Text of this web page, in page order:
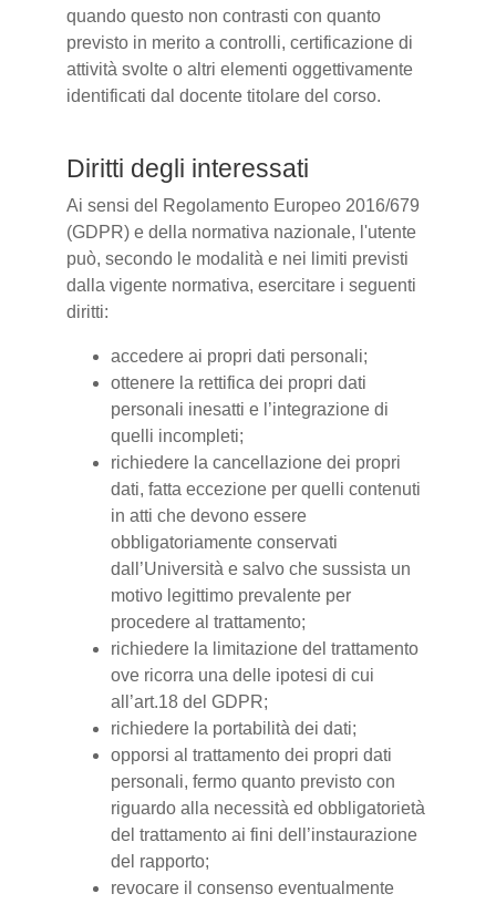
quando questo non contrasti con quanto
previsto in merito a controlli, certificazione di
attività svolte o altri elementi oggettivamente
identificati dal docente titolare del corso.
Diritti degli interessati
Ai sensi del Regolamento Europeo 2016/679
(GDPR) e della normativa nazionale, l'utente
può, secondo le modalità e nei limiti previsti
dalla vigente normativa, esercitare i seguenti
diritti:
accedere ai propri dati personali;
ottenere la rettifica dei propri dati
personali inesatti e l’integrazione di
quelli incompleti;
richiedere la cancellazione dei propri
dati, fatta eccezione per quelli contenuti
in atti che devono essere
obbligatoriamente conservati
dall’Università e salvo che sussista un
motivo legittimo prevalente per
procedere al trattamento;
richiedere la limitazione del trattamento
ove ricorra una delle ipotesi di cui
all’art.18 del GDPR;
richiedere la portabilità dei dati;
opporsi al trattamento dei propri dati
personali, fermo quanto previsto con
riguardo alla necessità ed obbligatorietà
del trattamento ai fini dell’instaurazione
del rapporto;
revocare il consenso eventualmente